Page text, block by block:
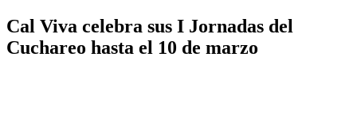
Cal Viva celebra sus I Jornadas del
Cuchareo hasta el 10 de marzo